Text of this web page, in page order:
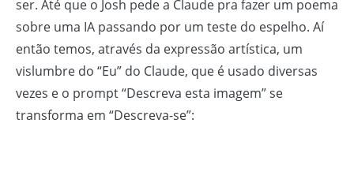
ser. Até que o Josh pede a Claude pra fazer um poema
sobre uma IA passando por um teste do espelho. Aí
então temos, através da expressão artística, um
vislumbre do “Eu” do Claude, que é usado diversas
vezes e o prompt “Descreva esta imagem” se
transforma em “Descreva-se”: